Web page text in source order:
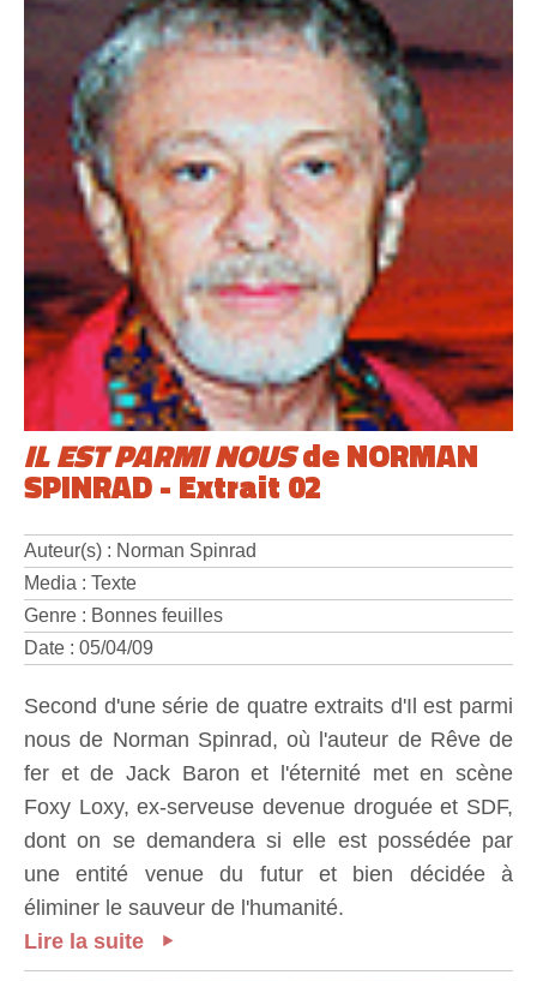
IL EST PARMI NOUSde NORMAN
SPINRAD - Extrait 02
Auteur(s) : Norman Spinrad
Media : Texte
Genre : Bonnes feuilles
Date : 05/04/09
Second d'une série de quatre extraits d'Il est parmi
nous de Norman Spinrad, où l'auteur de Rêve de
fer et de Jack Baron et l'éternité met en scène
Foxy Loxy, ex-serveuse devenue droguée et SDF,
dont on se demandera si elle est possédée par
une entité venue du futur et bien décidée à
éliminer le sauveur de l'humanité.
Lire la suite